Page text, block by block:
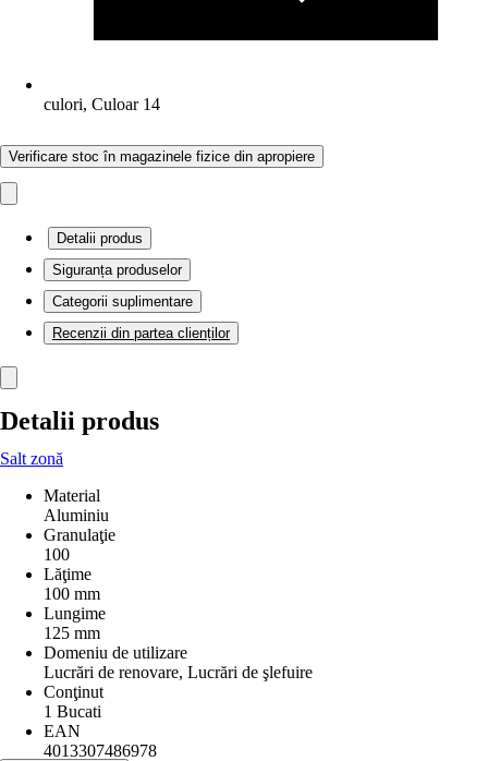
culori, Culoar 14
Verificare stoc în magazinele fizice din apropiere
Detalii produs
Siguranța produselor
Categorii suplimentare
Recenzii din partea clienților
Detalii produs
Salt zonă
Material
Aluminiu
Granulaţie
100
Lăţime
100 mm
Lungime
125 mm
Domeniu de utilizare
Lucrări de renovare, Lucrări de şlefuire
Conţinut
1 Bucati
EAN
4013307486978